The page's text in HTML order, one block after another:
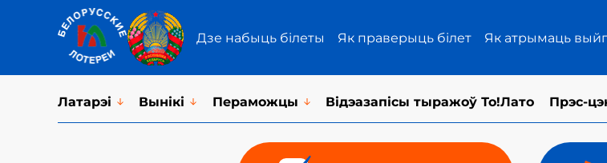
Дзе набыць білеты Як праверыць білет Як атрымаць
Латарэi Вынікі Пераможцы Відэазапісы тыражоў То!Лато Прэс-